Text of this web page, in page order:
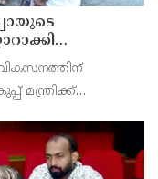
എൽ എ
മന്ത്രിക്ക്
സ്ഥലമുണ്ട്